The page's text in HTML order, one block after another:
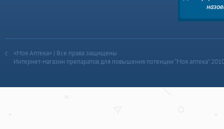
«Моя Аптека» | Все права защищены
Интернет-магазин препаратов для повышения потенции “Моя аптека”